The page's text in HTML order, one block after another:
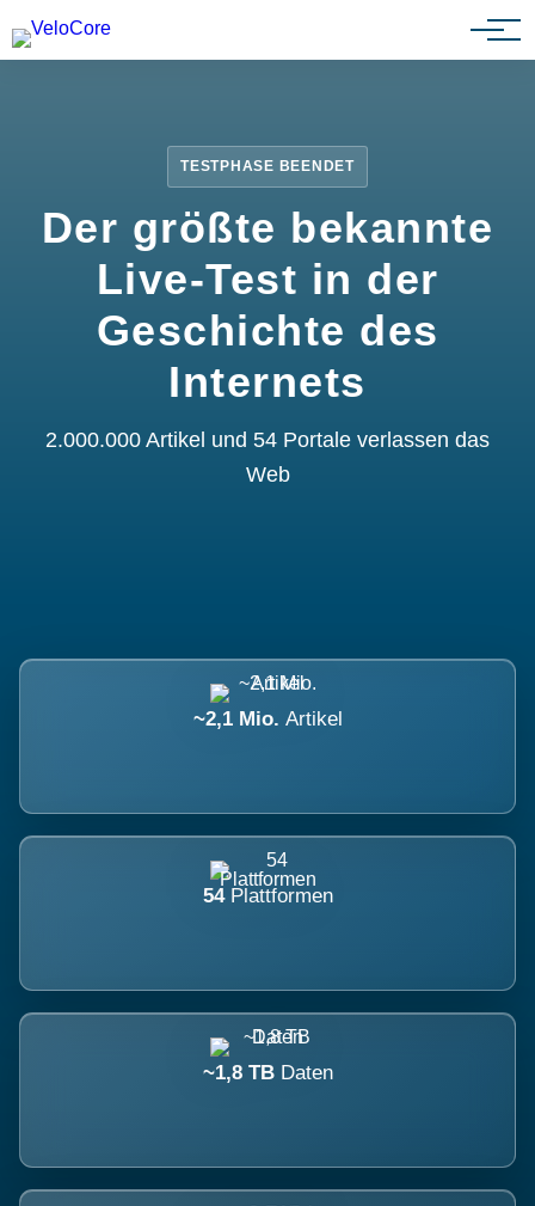
Partnerprogramm
TESTPHASE BEENDET
Der größte bekannte
Live-Test in der
Geschichte des
Internets
2.000.000 Artikel und 54 Portale verlassen das
Web
~2,1 Mio. Artikel
54 Plattformen
~1,8 TB Daten